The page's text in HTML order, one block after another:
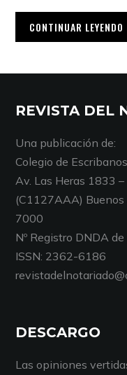
CONTINUAR LEYENDO
REVISTA DEL
Una publicación de:
Colegio de
Av. Las Heras 1833 –
(C1127AAA)
7000
Nº Registro DNDA
ISSN: 2362-6186
DESCARGO
Las opiniones